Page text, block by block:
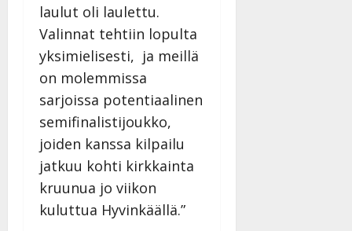
laulut oli laulettu.
Valinnat tehtiin lopulta
yksimielisesti, ja meillä
on molemmissa
sarjoissa potentiaalinen
semifinalistijoukko,
joiden kanssa kilpailu
jatkuu kohti kirkkainta
kruunua jo viikon
kuluttua Hyvinkäällä.”